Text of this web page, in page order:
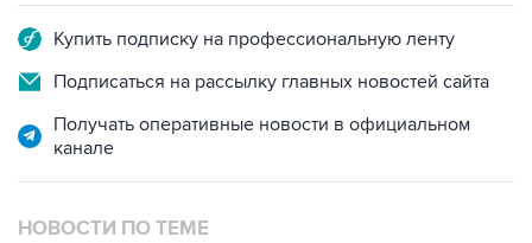
Купить подписку на профессиональную ленту
Подписаться на рассылку главных новостей сайта
Получать оперативные новости в официальном
канале
НОВОСТИ ПО ТЕМЕ